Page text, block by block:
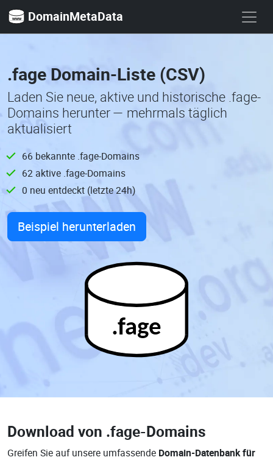
DomainMetaData
.fage Domain-Liste (CSV)
Laden Sie neue, aktive und historische .fage-
Domains herunter — mehrmals täglich
aktualisiert
66 bekannte .fage-Domains
62 aktive .fage-Domains
0 neu entdeckt (letzte 24h)
Beispiel herunterladen
.fage
Download von .fage-Domains
Greifen Sie auf unsere umfassende Domain-Datenbank für